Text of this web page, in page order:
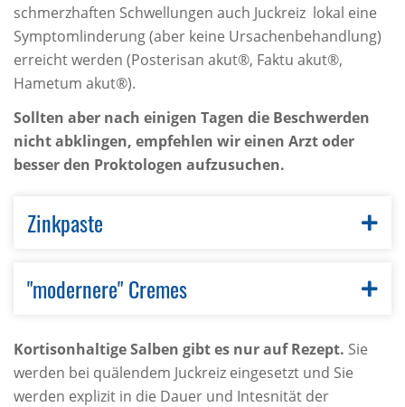
schmerzhaften Schwellungen auch Juckreiz lokal eine
Symptomlinderung (aber keine Ursachenbehandlung)
erreicht werden (Posterisan akut®, Faktu akut®,
Hametum akut®).
Sollten aber nach einigen Tagen die Beschwerden
nicht abklingen, empfehlen wir einen Arzt oder
besser den Proktologen aufzusuchen.
Zinkpaste
"modernere" Cremes
Kortisonhaltige Salben gibt es nur auf Rezept. Sie
werden bei quälendem Juckreiz eingesetzt und Sie
werden explizit in die Dauer und Intesnität der